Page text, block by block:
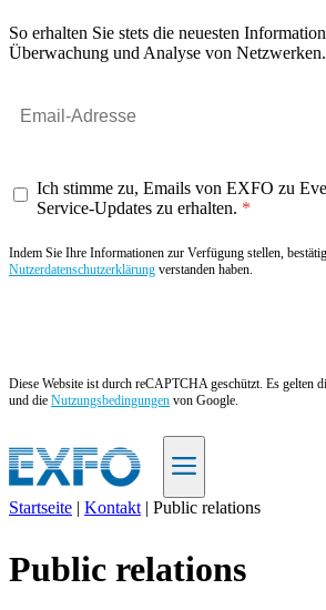
So erhalten Sie stets die neuesten
Überwachung und Analyse von Netzwerken.
Ich stimme zu, Emails von EXFO zu
Service-Updates zu erhalten.
Indem Sie Ihre Informationen zur Verfügung stellen,
Nutzerdatenschutzerklärung verstanden haben.
Diese Website ist durch reCAPTCHA geschützt. Es gelten
und die Nutzungsbedingungen von Google.
Produkte
Startseite | Kontakt | Public relations
Public relations